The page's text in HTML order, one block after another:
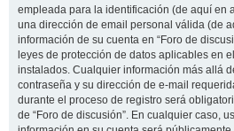
empleada para la identificación (de aquí en
una dirección de email personal válida (de
información de su cuenta en “Foro de
leyes de protección de datos aplicables en
instalados. Cualquier información más allá
contraseña y su dirección de e-mail
durante el proceso de registro será
de “Foro de discusión”. En cualquier caso,